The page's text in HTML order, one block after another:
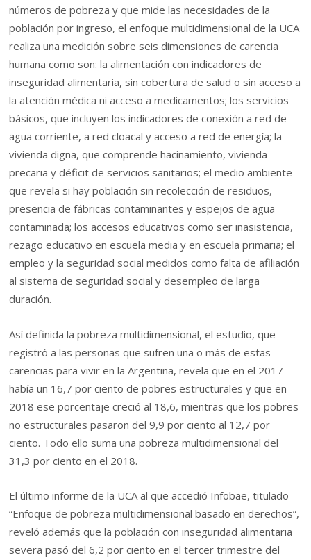
números de pobreza y que mide las necesidades de la
población por ingreso, el enfoque multidimensional de la UCA
realiza una medición sobre seis dimensiones de carencia
humana como son: la alimentación con indicadores de
inseguridad alimentaria, sin cobertura de salud o sin acceso a
la atención médica ni acceso a medicamentos; los servicios
básicos, que incluyen los indicadores de conexión a red de
agua corriente, a red cloacal y acceso a red de energía; la
vivienda digna, que comprende hacinamiento, vivienda
precaria y déficit de servicios sanitarios; el medio ambiente
que revela si hay población sin recolección de residuos,
presencia de fábricas contaminantes y espejos de agua
contaminada; los accesos educativos como ser inasistencia,
rezago educativo en escuela media y en escuela primaria; el
empleo y la seguridad social medidos como falta de afiliación
al sistema de seguridad social y desempleo de larga
duración.
Así definida la pobreza multidimensional, el estudio, que
registró a las personas que sufren una o más de estas
carencias para vivir en la Argentina, revela que en el 2017
había un 16,7 por ciento de pobres estructurales y que en
2018 ese porcentaje creció al 18,6, mientras que los pobres
no estructurales pasaron del 9,9 por ciento al 12,7 por
ciento. Todo ello suma una pobreza multidimensional del
31,3 por ciento en el 2018.
El último informe de la UCA al que accedió Infobae, titulado
“Enfoque de pobreza multidimensional basado en derechos”,
reveló además que la población con inseguridad alimentaria
severa pasó del 6,2 por ciento en el tercer trimestre del